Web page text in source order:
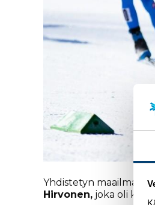
Yhdistetyn
Hirvonen, joka oli